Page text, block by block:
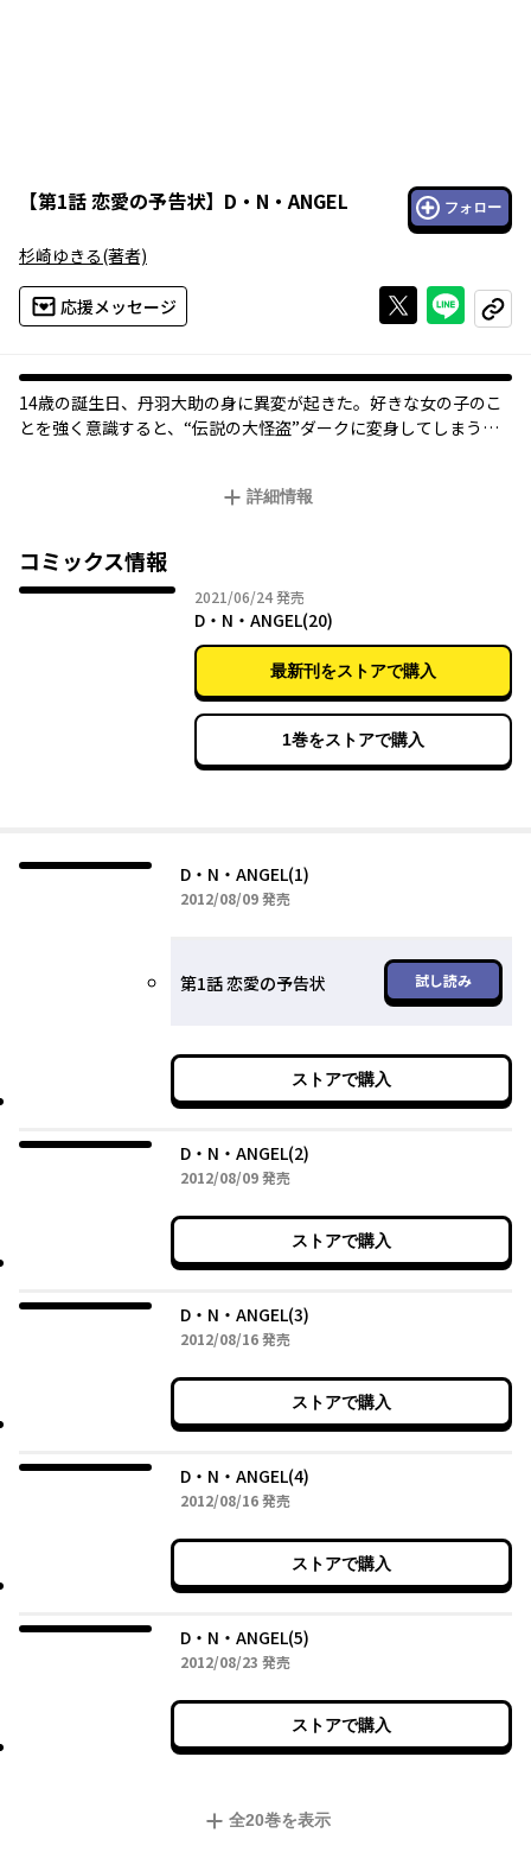
【第1話 恋愛の予告状】 D・N・ANGEL フォロー
杉崎ゆきる(著者)
応援メッセージ Xで投稿する
ライン
コピー
14歳の誕生日、丹羽大助の身に異変が起きた。好きな女の子のこ
とを強く意識すると、“伝説の大怪盗”ダークに変身してしまうの
詳細情報
コミックス情報
2021/06/242021年06月24日
発売
D・N・ANGEL(20)
最新刊をストアで購入
1巻をストアで購入
D・N・ANGEL(1)
2012/08/092012年08月09日
発売
第1話 恋愛の予告状 試し読み
ストアで購入
D・N・ANGEL(2)
2012/08/092012年08月09日
発売
ストアで購入
D・N・ANGEL(3)
2012/08/162012年08月16日
発売
ストアで購入
D・N・ANGEL(4)
2012/08/162012年08月16日
発売
ストアで購入
D・N・ANGEL(5)
2012/08/23 2012年08月23日
発売
ストアで購入
全20巻を表示